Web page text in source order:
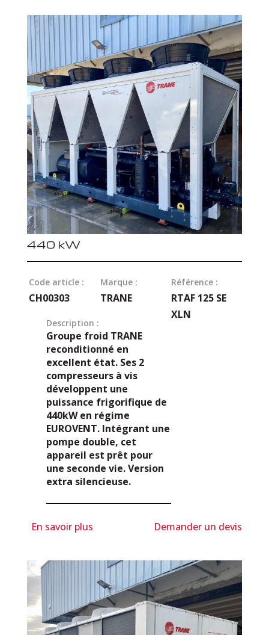
440 kW
Référence :
RTAF 125 SE
XLN
Marque :
TRANE
Code article :
CH00303
Description :
Groupe froid TRANE
reconditionné en
excellent état. Ses 2
compresseurs à vis
développent une
puissance frigorifique de
440kW en régime
EUROVENT. Intégrant une
pompe double, cet
appareil est prêt pour
une seconde vie. Version
extra silencieuse.
En savoir plus Demander un devis